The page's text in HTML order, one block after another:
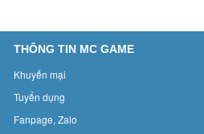
THÔNG TIN MC GAME
Khuyến mại
Tuyển dụng
Fanpage, Zalo